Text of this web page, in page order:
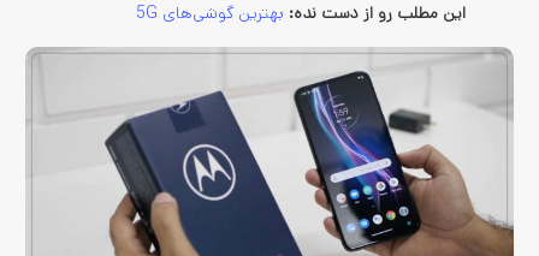
این مطلب رو از دست نده: بهترین گوشی‌های 5G